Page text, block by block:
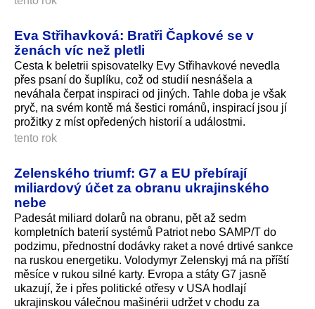
Eva Střihavková: Bratři Čapkové se v
ženách víc než pletli
Cesta k beletrii spisovatelky Evy Střihavkové nevedla
přes psaní do šuplíku, což od studií nesnášela a
neváhala čerpat inspiraci od jiných. Tahle doba je však
pryč, na svém kontě má šestici románů, inspirací jsou jí
prožitky z míst opředených historií a událostmi.
tento rok
Zelenského triumf: G7 a EU přebírají
miliardový účet za obranu ukrajinského
nebe
Padesát miliard dolarů na obranu, pět až sedm
kompletních baterií systémů Patriot nebo SAMP/T do
podzimu, přednostní dodávky raket a nové drtivé sankce
na ruskou energetiku. Volodymyr Zelenskyj má na příští
měsíce v rukou silné karty. Evropa a státy G7 jasně
ukazují, že i přes politické otřesy v USA hodlají
ukrajinskou válečnou mašinérii udržet v chodu za